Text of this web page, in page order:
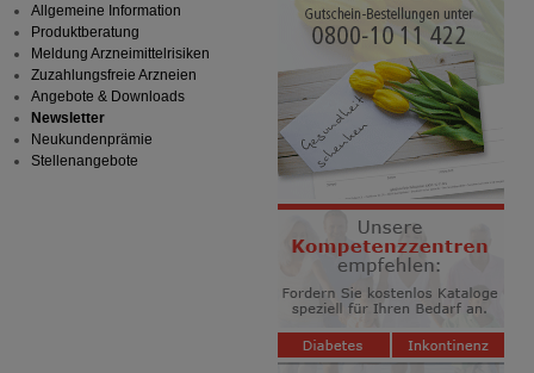
Statistik & Tracking:
Hierüber lassen sich
Informationen über die Art und Weise der Nutzung
unserer Website sammeln, mit deren Hilfe wir unsere
Website weiter für Sie optimieren können, den Inhalt
auf unserer Website aber auch die Werbung auf
Drittseiten möglichst relevant für Sie zu gestalten.
Bitte beachten Sie, dass Daten hierfür teilweise an
Dritte wie z.B. Google oder soziale Medien
Allgemeine Information
Produktberatung
Meldung Arzneimittelrisiken
Zuzahlungsfreie Arzneien
Angebote & Downloads
Newsletter
Neukundenprämie
Stellenangebote